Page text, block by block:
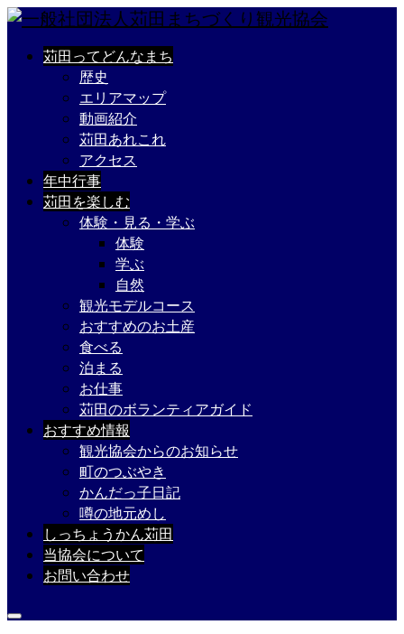
苅田ってどんなまち
歴史
エリアマップ
動画紹介
苅田あれこれ
アクセス
年中行事
苅田を楽しむ
体験・見る・学ぶ
体験
学ぶ
自然
観光モデルコース
おすすめのお土産
食べる
泊まる
お仕事
苅田のボランティアガイド
おすすめ情報
観光協会からのお知らせ
町のつぶやき
かんだっ子日記
噂の地元めし
しっちょうかん苅田
当協会について
お問い合わせ